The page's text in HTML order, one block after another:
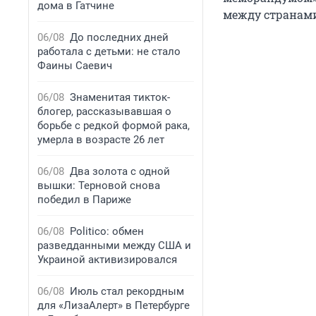
дома в Гатчине
06/08 До последних дней
работала с детьми: не стало
Фаины Саевич
06/08 Знаменитая тикток-
блогер, рассказывавшая о
борьбе с редкой формой рака,
умерла в возрасте 26 лет
06/08 Два золота с одной
вышки: Терновой снова
победил в Париже
06/08 Politico: обмен
разведданными между США и
Украиной активизировался
06/08 Июль стал рекордным
для «ЛизаАлерт» в Петербурге
между